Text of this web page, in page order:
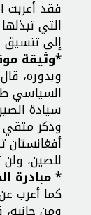
فقد أعربت
التي
إلى تنسيق
*وثيقة
وبدوره،
السياسي
سيادة
وذكر متقي
أفغانستان
للصين،
* مبادرة
كما أعرب